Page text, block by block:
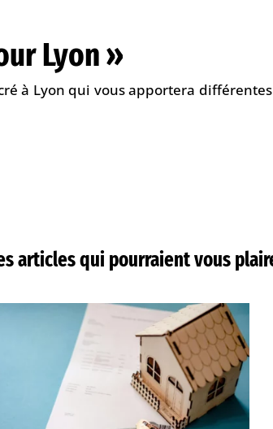
Lyon »
à Lyon qui vous apportera
articles qui pourraient vous